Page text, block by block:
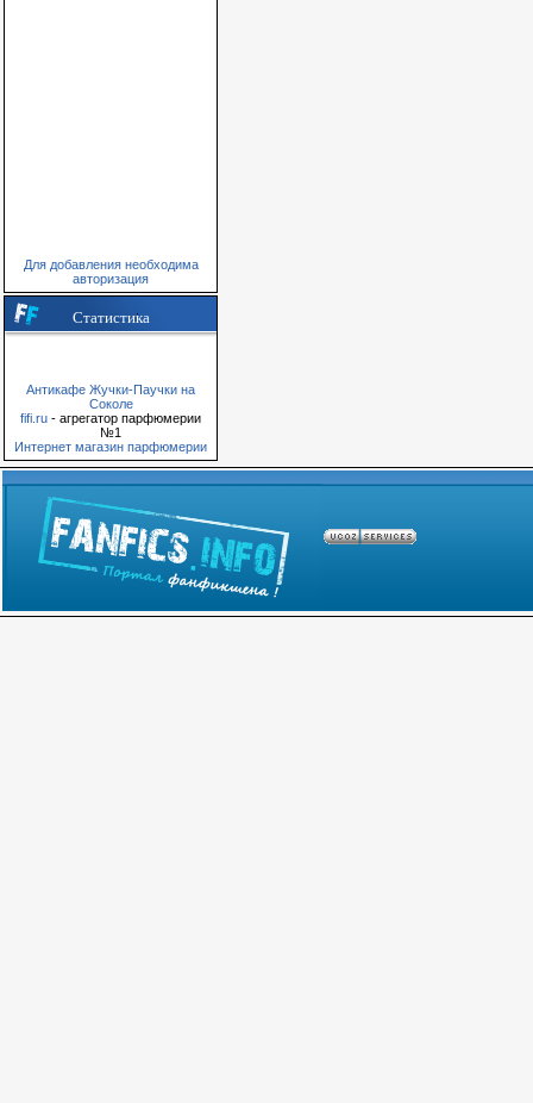
Для добавления необходима
авторизация
Статистика
Антикафе Жучки-Паучки на
Соколе
fifi.ru - агрегатор парфюмерии
№1
Интернет магазин парфюмерии